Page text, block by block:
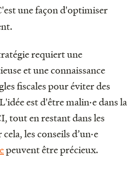
une façon d'optimiser
requiert une
et une connaissance
fiscales pour éviter des
est d'être malin·e dans la
tout en restant dans les
les conseils d’un·e
peuvent être précieux​.